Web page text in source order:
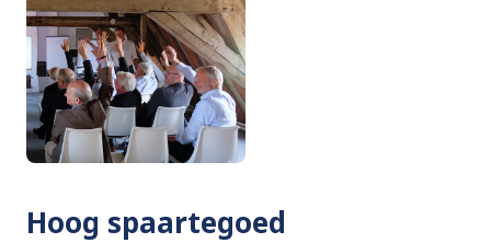
Hoog spaartegoed